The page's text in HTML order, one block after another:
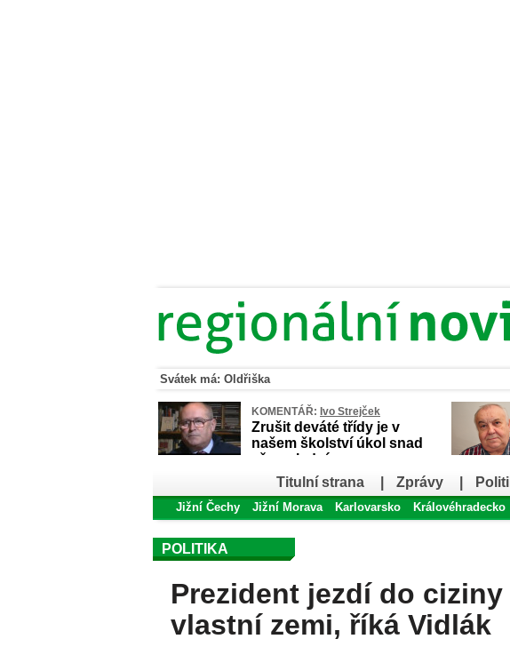
Svátek má: Oldřiška
KOMENTÁŘ: Ivo Strejček
Zrušit deváté třídy je v
našem školství úkol snad
až poslední
Titulní strana Zprávy
Jižní Čechy Jižní Morava Karlovarsko Královéhradecko
POLITIKA
Prezident jezdí do
vlastní zemi, říká Vidlák